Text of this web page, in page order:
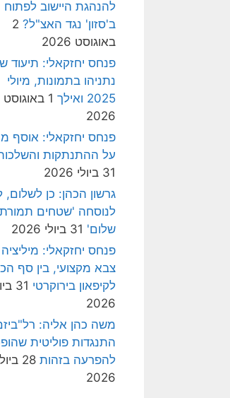
להנהגת היישוב לפתוח
ב'סזון' נגד האצ"ל? 2
באוגוסט 2026
פנחס יחזקאלי: תיעוד
נתניהו בתמונות, מיולי
2025 ואילך
1 באוגוסט
2026
פנחס יחזקאלי: אוסף
על ההתנתקות
31 ביולי 2026
גרשון הכהן: כן לשלום,
לנוסחה 'שטחים תמורת
שלום' 31 ביולי 2026
פנחס יחזקאלי:
צבא מקצועי, בין סף
לקיפאון בירוקרטי
31
2026
משה כהן אליה:
התנגדות פוליטית
להפרעה בזהות
28
2026